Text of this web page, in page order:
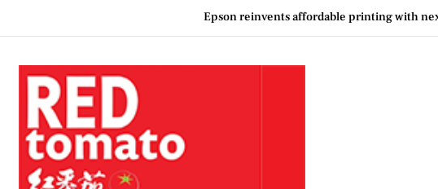
Epson reinvents affordable printing with
Epson reinvents affordable printing with